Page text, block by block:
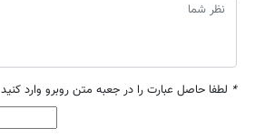
* لطفا حاصل عبارت را در جعبه متن روبرو وارد کنید